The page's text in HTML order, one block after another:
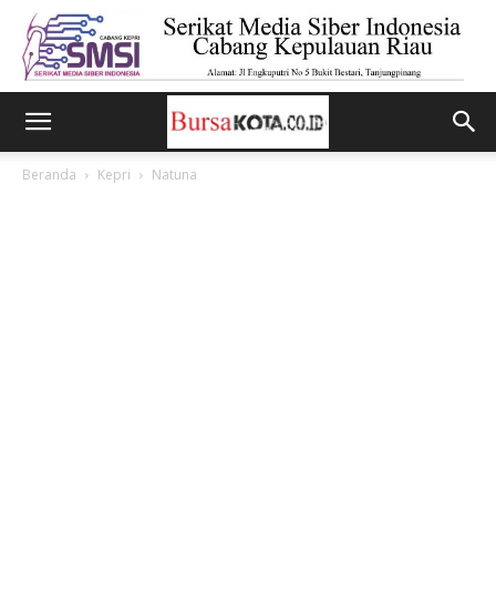
Beranda Kepri Natuna